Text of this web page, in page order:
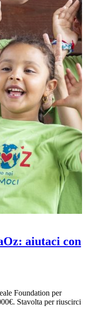
aiutaci con
Foundation per
Stavolta per riuscirci